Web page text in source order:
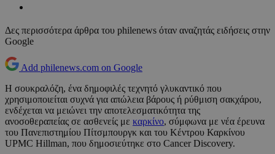
Δες περισσότερα άρθρα του philenews όταν αναζητάς ειδήσεις στην
Google
Add philenews.com on Google
Η σουκραλόζη, ένα δημοφιλές τεχνητό γλυκαντικό που
χρησιμοποιείται συχνά για απώλεια βάρους ή ρύθμιση σακχάρου,
ενδέχεται να μειώνει την αποτελεσματικότητα της
ανοσοθεραπείας σε ασθενείς με καρκίνο, σύμφωνα με νέα έρευνα
του Πανεπιστημίου Πίτσμπουργκ και του Κέντρου Καρκίνου
UPMC Hillman, που δημοσιεύτηκε στο Cancer Discovery.